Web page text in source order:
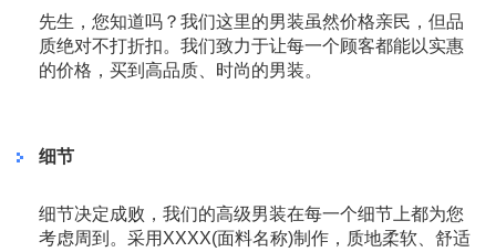
先生，您知道吗？我们这里的男装虽然价格亲民，但品
质绝对不打折扣。我们致力于让每一个顾客都能以实惠
的价格，买到高品质、时尚的男装。
细节
细节决定成败，我们的高级男装在每一个细节上都为您
考虑周到。采用XXXX(面料名称)制作，质地柔软、舒适